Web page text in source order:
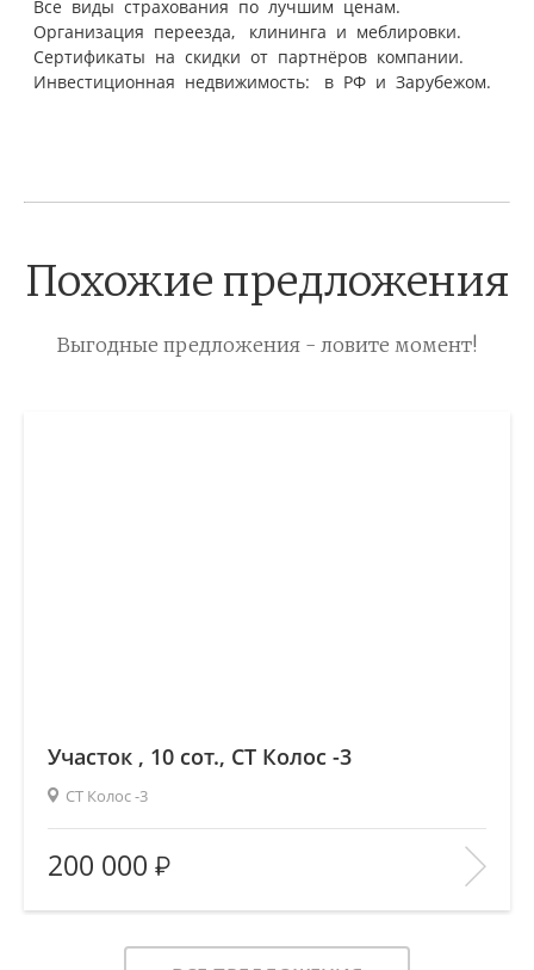
Все виды страхования по лучшим ценам.
Организация переезда, клининга и меблировки.
Сертификаты на скидки от партнёров компании.
Инвестиционная недвижимость: в РФ и Зарубежом.
Похожие предложения
Выгодные предложения - ловите момент!
Участок , 10 сот., СТ Колос -3
СТ Колос -3
Площадь (общ/жил/кух), м2:
—/—/—
Количество комнат:
—
Этаж:
—/—
В ИЗБРАННОЕ
200 000